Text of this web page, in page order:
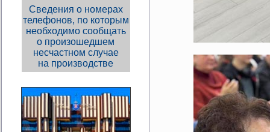
Сведения о номерах
телефонов, по которым
необходимо сообщать
о произошедшем
несчастном случае
на производстве